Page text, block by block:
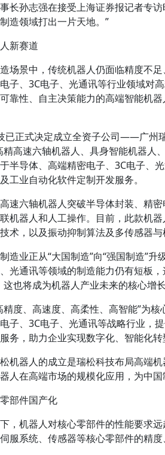
长孙志强在接受上海证券报记者专
造领域打出一片天地。”
新赛道
场景中，传统机器人仍面临精度不
子、3C电子、光通讯等行业领域对
靠性、自主决策能力的高端智能机
已正式决定成立全资子公司——广州
精高速六轴机器人、具身智能机器人
半导体、高端精密电子、3C电子、
工业自动化软件定制开发服务。
速六轴机器人突破半导体封装、精
机器人和人工操作。目前，此款机
术，以及振动抑制算法及多传感器与
造业正从“大国制造”向“强国制造”
光通讯等领域的制造能力仍有短板
也将成为机器人产业未来的核心增长
精度、高速度、高柔性、高智能”为
子、3C电子、光通讯等战略行业，
务，助力企业实现数字化、智能化转
机器人的成立是瑞松科技布局高端
人在高端市场的规模化应用，为中
部件国产化
，机器人对核心零部件的性能要求
服系统、传感器等核心零部件的精